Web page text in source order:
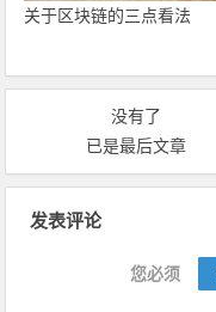
关于区块链的三点看法
没有了
已是最后文章
发表评论
您必须